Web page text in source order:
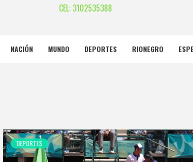
CEL: 3102535388
NACIÓN MUNDO DEPORTES RIONEGRO
DEPORTES